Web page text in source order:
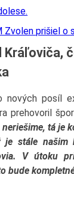
Zvolen prišiel
Kráľoviča,
posíl
prehovoril
neriešime, tá je
je stále
V útoku
bude